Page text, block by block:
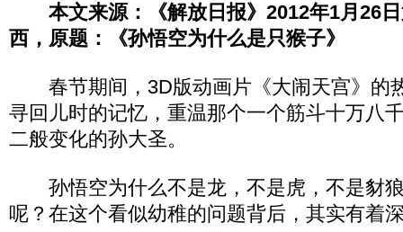
本文来源：《解放日报》2012年1月26
西，原题：《孙悟空为什么是只猴子》
春节期间，3D版动画片《大闹天宫》的
寻回儿时的记忆，重温那个一个筋斗十万八
二般变化的孙大圣。
孙悟空为什么不是龙，不是虎，不是豺
呢？在这个看似幼稚的问题背后，其实有着